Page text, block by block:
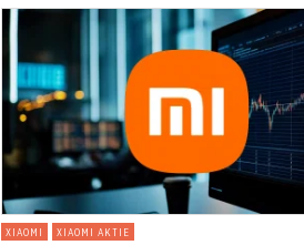
XIAOMI XIAOMI AKTIE